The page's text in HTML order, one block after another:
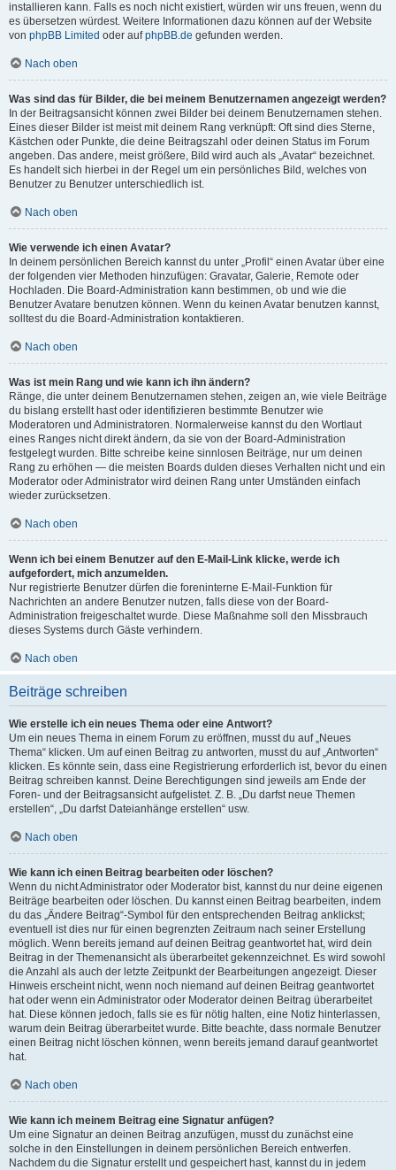
installieren kann. Falls es noch nicht existiert, würden wir uns freuen, wenn du
es übersetzen würdest. Weitere Informationen dazu können auf der Website
von phpBB Limited oder aufphpBB.de gefunden werden.
Nach oben
Was sind das für Bilder, die bei meinem Benutzernamen angezeigt werden?
In der Beitragsansicht können zwei Bilder bei deinem Benutzernamen stehen.
Eines dieser Bilder ist meist mit deinem Rang verknüpft: Oft sind dies Sterne,
Kästchen oder Punkte, die deine Beitragszahl oder deinen Status im Forum
angeben. Das andere, meist größere, Bild wird auch als „Avatar“ bezeichnet.
Es handelt sich hierbei in der Regel um ein persönliches Bild, welches von
Benutzer zu Benutzer unterschiedlich ist.
Nach oben
Wie verwende ich einen Avatar?
In deinem persönlichen Bereich kannst du unter „Profil“ einen Avatar über eine
der folgenden vier Methoden hinzufügen: Gravatar, Galerie, Remote oder
Hochladen. Die Board-Administration kann bestimmen, ob und wie die
Benutzer Avatare benutzen können. Wenn du keinen Avatar benutzen kannst,
solltest du die Board-Administration kontaktieren.
Nach oben
Was ist mein Rang und wie kann ich ihn ändern?
Ränge, die unter deinem Benutzernamen stehen, zeigen an, wie viele Beiträge
du bislang erstellt hast oder identifizieren bestimmte Benutzer wie
Moderatoren und Administratoren. Normalerweise kannst du den Wortlaut
eines Ranges nicht direkt ändern, da sie von der Board-Administration
festgelegt wurden. Bitte schreibe keine sinnlosen Beiträge, nur um deinen
Rang zu erhöhen — die meisten Boards dulden dieses Verhalten nicht und ein
Moderator oder Administrator wird deinen Rang unter Umständen einfach
wieder zurücksetzen.
Nach oben
Wenn ich bei einem Benutzer auf den E-Mail-Link klicke, werde ich
aufgefordert, mich anzumelden.
Nur registrierte Benutzer dürfen die foreninterne E-Mail-Funktion für
Nachrichten an andere Benutzer nutzen, falls diese von der Board-
Administration freigeschaltet wurde. Diese Maßnahme soll den Missbrauch
dieses Systems durch Gäste verhindern.
Nach oben
Beiträge schreiben
Wie erstelle ich ein neues Thema oder eine Antwort?
Um ein neues Thema in einem Forum zu eröffnen, musst du auf „Neues
Thema“ klicken. Um auf einen Beitrag zu antworten, musst du auf „Antworten“
klicken. Es könnte sein, dass eine Registrierung erforderlich ist, bevor du einen
Beitrag schreiben kannst. Deine Berechtigungen sind jeweils am Ende der
Foren- und der Beitragsansicht aufgelistet. Z. B. „Du darfst neue Themen
erstellen“, „Du darfst Dateianhänge erstellen“ usw.
Nach oben
Wie kann ich einen Beitrag bearbeiten oder löschen?
Wenn du nicht Administrator oder Moderator bist, kannst du nur deine eigenen
Beiträge bearbeiten oder löschen. Du kannst einen Beitrag bearbeiten, indem
du das „Ändere Beitrag“-Symbol für den entsprechenden Beitrag anklickst;
eventuell ist dies nur für einen begrenzten Zeitraum nach seiner Erstellung
möglich. Wenn bereits jemand auf deinen Beitrag geantwortet hat, wird dein
Beitrag in der Themenansicht als überarbeitet gekennzeichnet. Es wird sowohl
die Anzahl als auch der letzte Zeitpunkt der Bearbeitungen angezeigt. Dieser
Hinweis erscheint nicht, wenn noch niemand auf deinen Beitrag geantwortet
hat oder wenn ein Administrator oder Moderator deinen Beitrag überarbeitet
hat. Diese können jedoch, falls sie es für nötig halten, eine Notiz hinterlassen,
warum dein Beitrag überarbeitet wurde. Bitte beachte, dass normale Benutzer
einen Beitrag nicht löschen können, wenn bereits jemand darauf geantwortet
hat.
Nach oben
Wie kann ich meinem Beitrag eine Signatur anfügen?
Um eine Signatur an deinen Beitrag anzufügen, musst du zunächst eine
solche in den Einstellungen in deinem persönlichen Bereich entwerfen.
Nachdem du die Signatur erstellt und gespeichert hast, kannst du in jedem